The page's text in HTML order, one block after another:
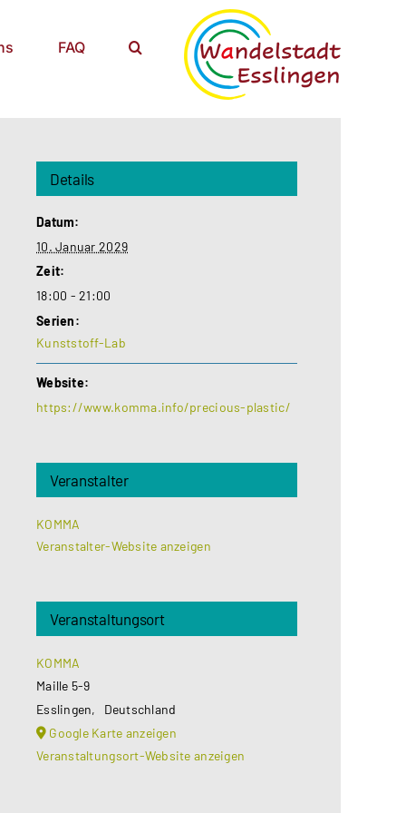
FAQ
Details
Datum:
10. Januar 2029
Zeit:
18:00 - 21:00
Serien:
Kunststoff-Lab
Website:
https://www.komma.info/precious-plastic/
Veranstalter
KOMMA
Veranstalter-Website anzeigen
Veranstaltungsort
KOMMA
Maille 5-9
Esslingen,
Deutschland
Google Karte anzeigen
Veranstaltungsort-Website anzeigen